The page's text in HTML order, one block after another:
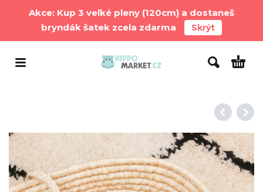
Akce: Kup 3 velké pleny (120cm) a dostaneš
bryndák šatek zcela zdarma
Skrýt